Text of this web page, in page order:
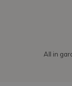
All in